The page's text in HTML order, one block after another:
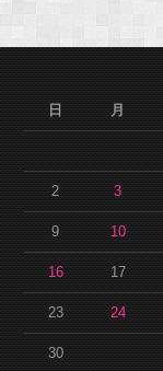
日
月
2 3
9 10
16 17
23 24
30